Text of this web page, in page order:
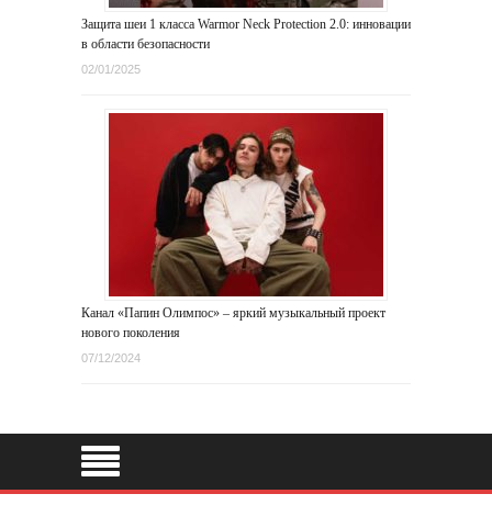
Защита шеи 1 класса Warmor Neck Protection 2.0: инновации
в области безопасности
02/01/2025
Канал «Папин Олимпос» – яркий музыкальный проект
нового поколения
07/12/2024